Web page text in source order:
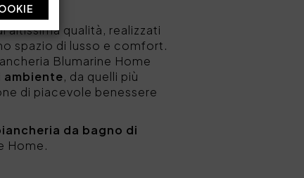
qualità, realizzati
spazio di lusso e comfort.
Blumarine Home
ambiente, da quelli più
di piacevole benessere
da bagno di
Home.